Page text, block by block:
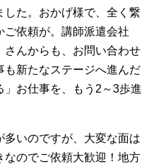
した。おかげ様で、全く繋
ご依頼が。講師派遣会社
さんからも、お問い合わせ
も新たなステージへ進んだ
お仕事を、もう2～3歩進
いのですが、大変な面は
なのでご依頼大歓迎！地方